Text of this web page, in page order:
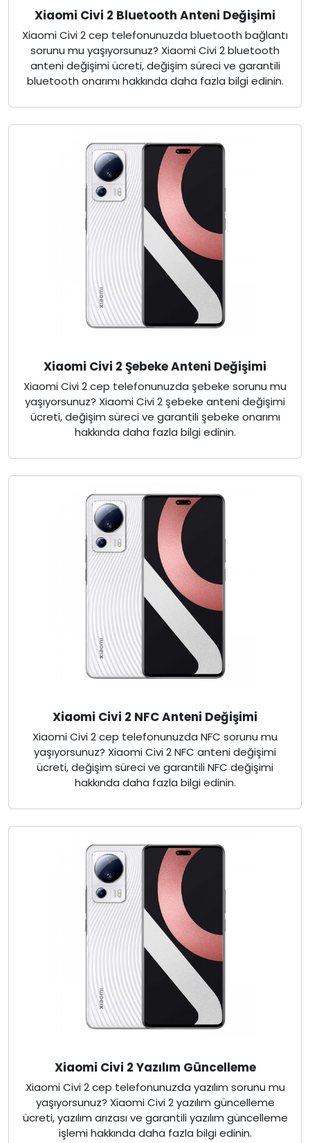
Xiaomi Civi 2 Bluetooth Anteni Değişimi
Xiaomi Civi 2 cep telefonunuzda bluetooth bağlantı
sorunu mu yaşıyorsunuz? Xiaomi Civi 2 bluetooth
anteni değişimi ücreti, değişim süreci ve garantili
bluetooth onarımı hakkında daha fazla bilgi edinin.
Xiaomi Civi 2 Şebeke Anteni Değişimi
Xiaomi Civi 2 cep telefonunuzda şebeke sorunu mu
yaşıyorsunuz? Xiaomi Civi 2 şebeke anteni değişimi
ücreti, değişim süreci ve garantili şebeke onarımı
hakkında daha fazla bilgi edinin.
Xiaomi Civi 2 NFC Anteni Değişimi
Xiaomi Civi 2 cep telefonunuzda NFC sorunu mu
yaşıyorsunuz? Xiaomi Civi 2 NFC anteni değişimi
ücreti, değişim süreci ve garantili NFC değişimi
hakkında daha fazla bilgi edinin.
Xiaomi Civi 2 Yazılım Güncelleme
Xiaomi Civi 2 cep telefonunuzda yazılım sorunu mu
yaşıyorsunuz? Xiaomi Civi 2 yazılım güncelleme
ücreti, yazılım arızası ve garantili yazılım güncelleme
işlemi hakkında daha fazla bilgi edinin.